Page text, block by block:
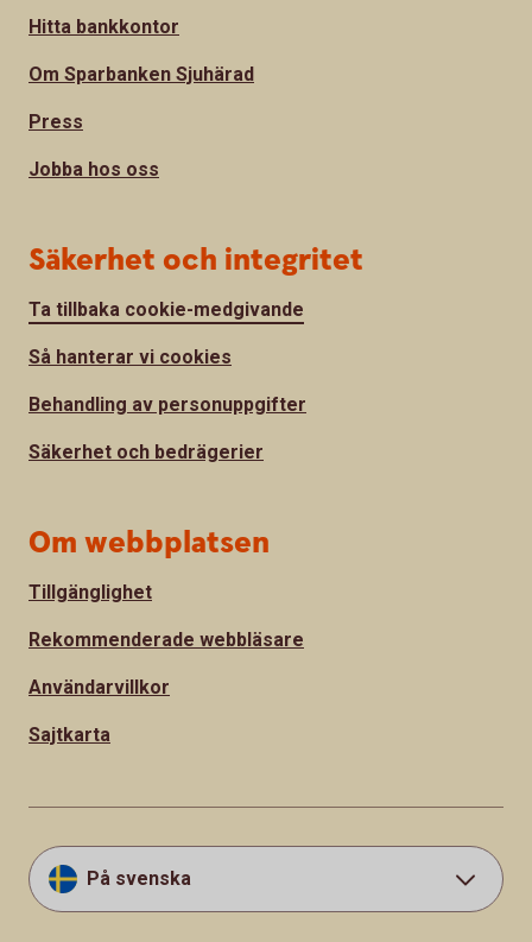
Hitta bankkontor
Om Sparbanken Sjuhärad
Press
Jobba hos oss
Säkerhet och integritet
Ta tillbaka cookie-medgivande
Så hanterar vi cookies
Behandling av personuppgifter
Säkerhet och bedrägerier
Om webbplatsen
Tillgänglighet
Rekommenderade webbläsare
Användarvillkor
Sajtkarta
På svenska